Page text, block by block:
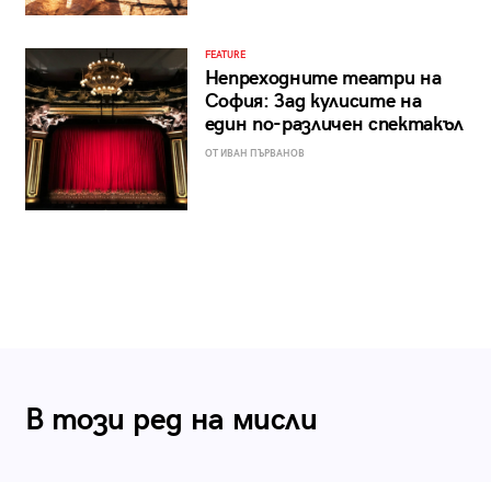
FEATURE
Непреходните театри на
София: Зад кулисите на
един по-различен спектакъл
ОТ ИВАН ПЪРВАНОВ
В този ред на мисли